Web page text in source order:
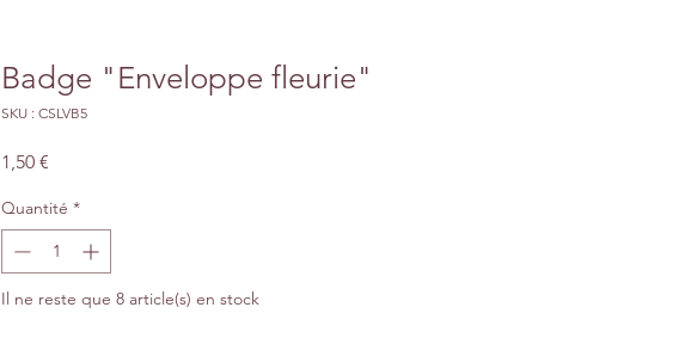
Badge "Enveloppe fleurie"
SKU : CSLVB5
1,50 €
Quantité *
Il ne reste que 8 article(s) en stock